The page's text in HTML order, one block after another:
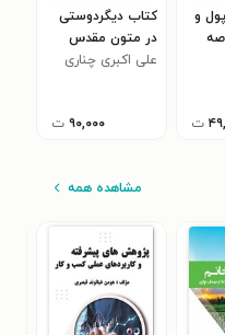
و
ت
کتاب دیگردوستی
در متون مقدس
ادیان ابراهیمی
علی اکبری چناری
۹۰,۰۰۰ ت
مشاهده همه